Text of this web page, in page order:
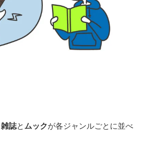
雑誌と ムックが各ジャンルごとに並べ